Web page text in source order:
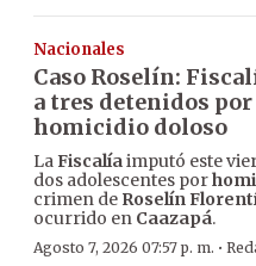
Nacionales
Caso Roselín:
a tres detenidos por
homicidio doloso
LaFiscalíaimputó este
dos adolescentes por
crimen de Roselín
ocurrido en Caazapá.
Agosto 7, 2026 07:57 p. m. ·